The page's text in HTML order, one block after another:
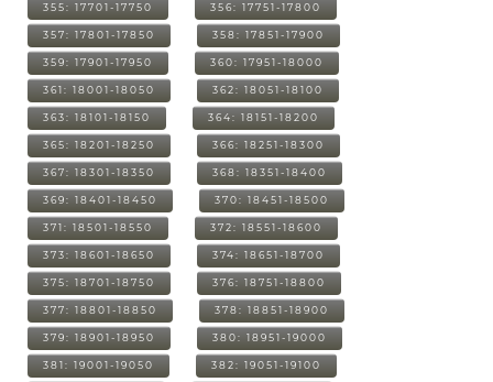
355: 17701-17750 356: 17751-17800
357: 17801-17850 358: 17851-17900
359: 17901-17950 360: 17951-18000
361: 18001-18050 362: 18051-18100
363: 18101-18150 364: 18151-18200
365: 18201-18250 366: 18251-18300
367: 18301-18350 368: 18351-18400
369: 18401-18450 370: 18451-18500
371: 18501-18550 372: 18551-18600
373: 18601-18650 374: 18651-18700
375: 18701-18750 376: 18751-18800
377: 18801-18850 378: 18851-18900
379: 18901-18950 380: 18951-19000
381: 19001-19050 382: 19051-19100